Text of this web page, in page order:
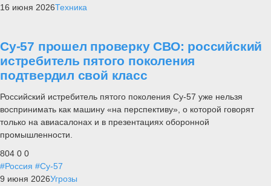
16 июня 2026Техника
Су-57 прошел проверку СВО: российский
истребитель пятого поколения
подтвердил свой класс
Российский истребитель пятого поколения Су-57 уже нельзя
воспринимать как машину «на перспективу», о которой говорят
только на авиасалонах и в презентациях оборонной
промышленности.
804 0 0
#Россия #Су-57
9 июня 2026Угрозы